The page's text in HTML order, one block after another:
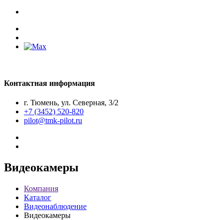
Контактная информация
г. Тюмень, ул. Северная, 3/2
+7 (3452) 520-820
pilot@tmk-pilot.ru
Видеокамеры
Компания
Каталог
Видеонаблюдение
Видеокамеры